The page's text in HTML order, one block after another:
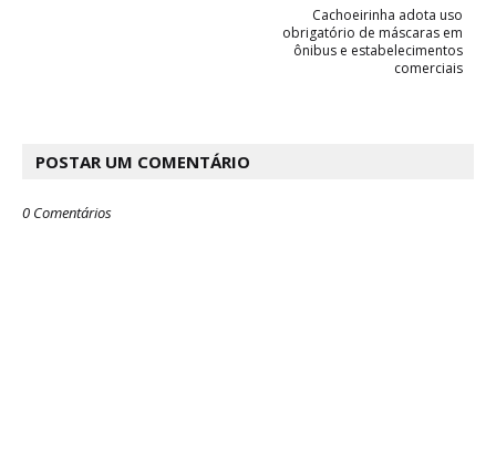
Cachoeirinha adota uso
obrigatório de máscaras em
ônibus e estabelecimentos
comerciais
POSTAR UM COMENTÁRIO
0 Comentários